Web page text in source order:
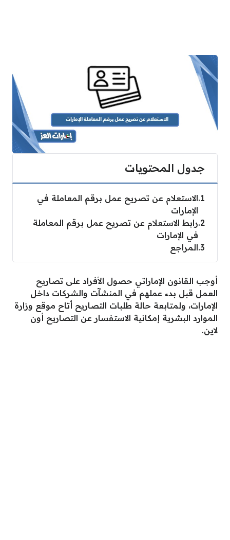
جدول المحتويات
1 الاستعلام عن تصريح عمل برقم المعاملة في
الإمارات
2 رابط الاستعلام عن تصريح عمل برقم المعاملة
في الإمارات
3 المراجع
أوجب القانون الإماراتي حصول الأفراد على تصاريح
العمل قبل بدء عملهم في المنشآت والشركات داخل
الإمارات، ولمتابعة حالة طلبات التصاريح أتاح موقع وزارة
الموارد البشرية إمكانية الاستفسار عن التصاريح أون
لاين.